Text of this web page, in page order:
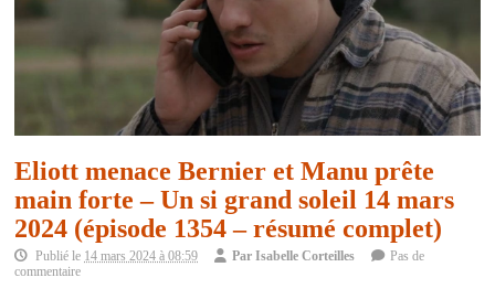
Eliott menace Bernier et Manu prête
main forte – Un si grand soleil 14 mars
2024 (épisode 1354 – résumé complet)
Publié le 14 mars 2024 à 08:59 ParIsabelle Corteilles
Pas de
commentaire